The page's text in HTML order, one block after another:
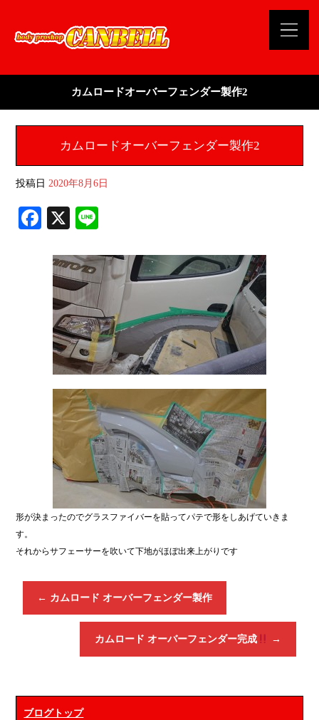
カムロードオーバーフェンダー製作2
カムロードオーバーフェンダー製作2
投稿日 2020年8月6日
Fa
bo
ok
X
形が決まったのでグラスファイバーを貼ってパテで形をしあげていきま
す。
それからサフェーサーを吹いて下地がほぼ出来上がりです
← カムロード オーバーフェンダー製作
カムロード オーバーフェンダー完成 →
ブログトップ